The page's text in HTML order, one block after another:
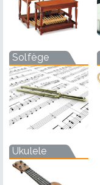
Solfège
Ukulele